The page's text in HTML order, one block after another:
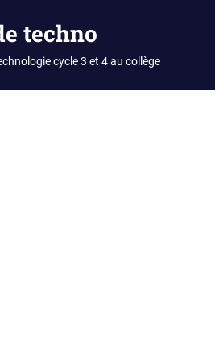
techno
cycle 3 et 4 au collège